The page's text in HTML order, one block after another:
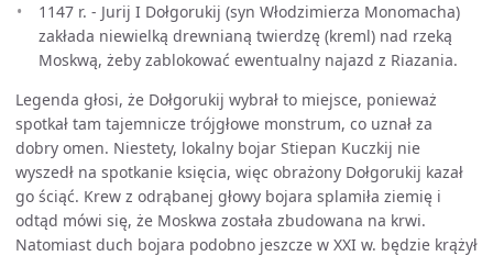
1147 r. - Jurij I Dołgorukij (syn Włodzimierza Monomacha)
zakłada niewielką drewnianą twierdzę (kreml) nad rzeką
Moskwą, żeby zablokować ewentualny najazd z Riazania.
Legenda głosi, że Dołgorukij wybrał to miejsce, ponieważ
spotkał tam tajemnicze trójgłowe monstrum, co uznał za
dobry omen. Niestety, lokalny bojar Stiepan Kuczkij nie
wyszedł na spotkanie księcia, więc obrażony Dołgorukij kazał
go ściąć. Krew z odrąbanej głowy bojara splamiła ziemię i
odtąd mówi się, że Moskwa została zbudowana na krwi.
Natomiast duch bojara podobno jeszcze w XXI w. będzie krążył